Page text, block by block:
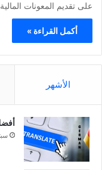
على تقديم المعونات
أكمل القراءة »
الأشهر